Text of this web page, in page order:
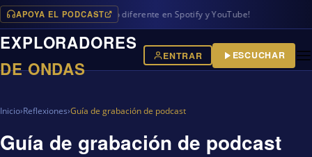
APOYA EL PODCAST
de algo diferente en Spotify y YouTube!
EXPLORADORES
DE ONDAS
ENTRAR ESCUCHAR
Inicio›Reflexiones›Guía de grabación de podcast
Guía de grabación de podcast